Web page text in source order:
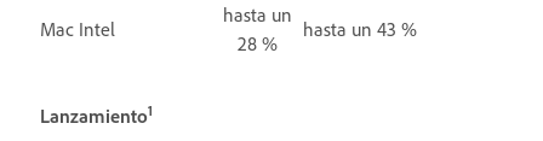
Mac Intel
hasta un
28 %
hasta un 43 %
Lanzamiento1